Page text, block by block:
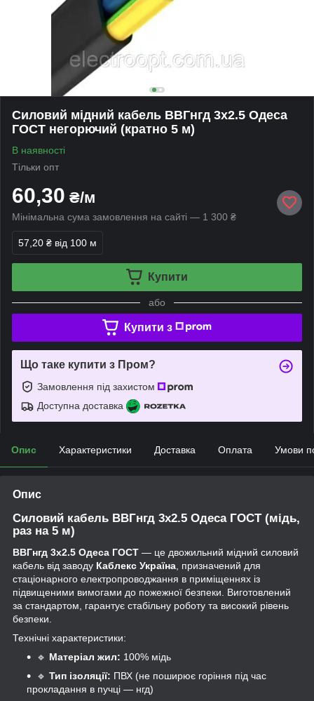
Силовий мідний кабель ВВГнгд 3х2.5 Одеса
ГОСТ негорючий (кратно 5 м)
В наявності
Тільки опт
60,30 ₴/м
Мінімальна сума замовлення на сайті — 1 300 ₴
57,20 ₴ від 100 м
Купити
або
Купити з
Що таке купити з Пром?
Замовлення під захистом
Доступна доставка
Опис Характеристики Доставка Оплата Умови
Опис
Силовий кабель ВВГнгд 3х2.5 Одеса ГОСТ (мідь,
раз на 5 м)
ВВГнгд 3х2.5 Одеса ГОСТ — це двожильний мідний силовий
кабель від заводу Каблекс Україна , призначений для
стаціонарного електропроводжання в приміщеннях із
підвищеними вимогами до пожежної безпеки. Виготовлений
за стандартом, гарантує стабільну роботу та високий рівень
безпеки.
Технічні характеристики:
🔹 Матеріал жил: 100% мідь
🔹 Тип ізоляції: ПВХ (не поширює горіння під час
прокладання в пучці — нгд)